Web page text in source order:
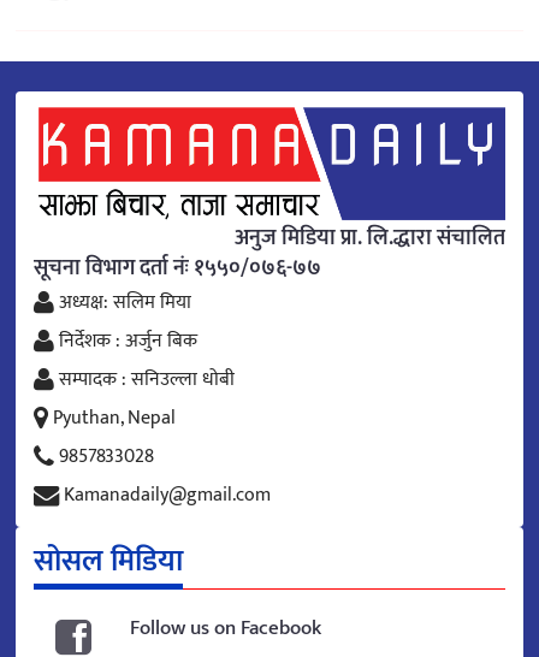
अनुज मिडिया प्रा. लि.द्धारा संचालित
सूचना विभाग दर्ता नंः १५५०/०७६-७७
अध्यक्ष: सलिम मिया
निर्देशक : अर्जुन बिक
सम्पादक : सनिउल्ला धोबी
Pyuthan, Nepal
9857833028
Kamanadaily@gmail.com
सोसल मिडिया
Follow us on Facebook